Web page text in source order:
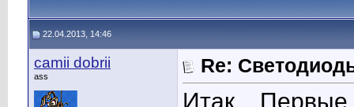
22.04.2013, 14:46
camii dobrii
ass Re:
Итак... Первые